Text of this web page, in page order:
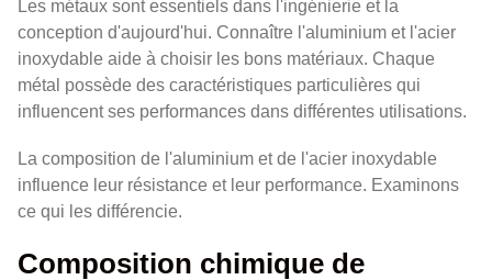
Les métaux sont essentiels dans l'ingénierie et la
conception d'aujourd'hui. Connaître l'aluminium et l'acier
inoxydable aide à choisir les bons matériaux. Chaque
métal possède des caractéristiques particulières qui
influencent ses performances dans différentes utilisations.
La composition de l'aluminium et de l'acier inoxydable
influence leur résistance et leur performance. Examinons
ce qui les différencie.
Composition chimique de